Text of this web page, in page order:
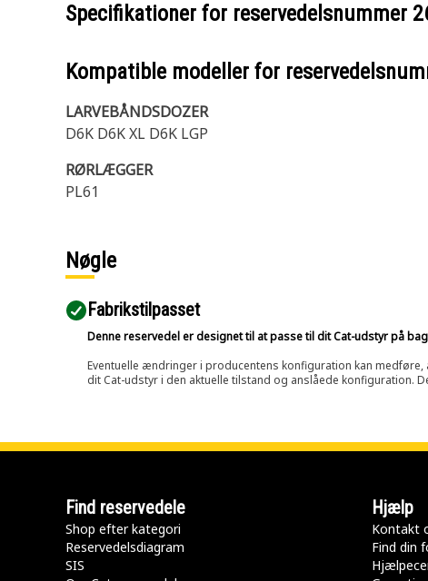
Specifikationer for reservedelsnummer
Kompatible modeller for
LARVEBÅNDSDOZER
D6K D6K XL D6K LGP
RØRLÆGGER
PL61
Nøgle
Fabrikstilpasset
Denne reservedel er designet til at passe til dit Cat-udstyr på
Eventuelle ændringer i producentens konfiguration kan
dit Cat-udstyr i den aktuelle tilstand og anslåede konfiguration.
Find reservedele
Shop efter kategori
Reservedelsdiagram
SIS
Hjælp
Kontakt
Find din